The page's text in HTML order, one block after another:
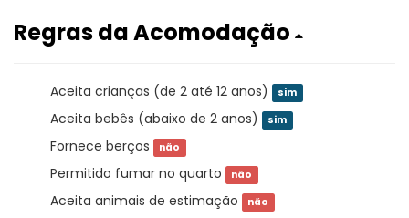
Regras da Acomodação
Aceita crianças (de 2 até 12 anos) sim
Aceita bebês (abaixo de 2 anos) sim
Fornece berços não
Permitido fumar no quarto não
Aceita animais de estimação não